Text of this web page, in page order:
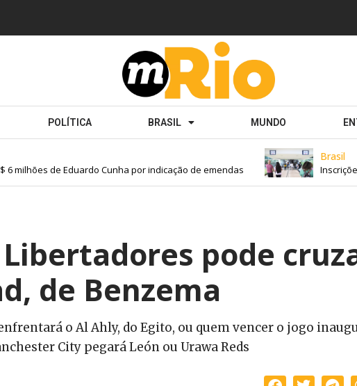
POLÍTICA BRASIL MUNDO
de Eduardo Cunha por indicação de emendas
Brasil
Inscrições
pode
de Benzema
o Al Ahly, do Egito, ou quem vencer o jogo
City pegará León ou Urawa Reds